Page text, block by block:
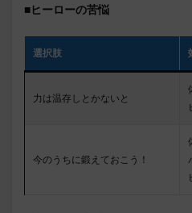
■ヒーローの苦悩
選択肢
力は温存しとかないと
今のうちに鍛えておこう！